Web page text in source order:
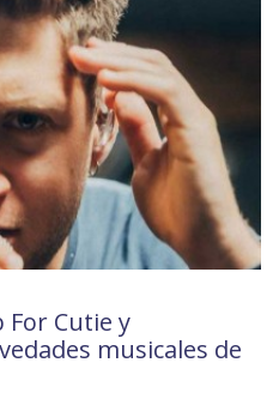
For Cutie y
musicales de